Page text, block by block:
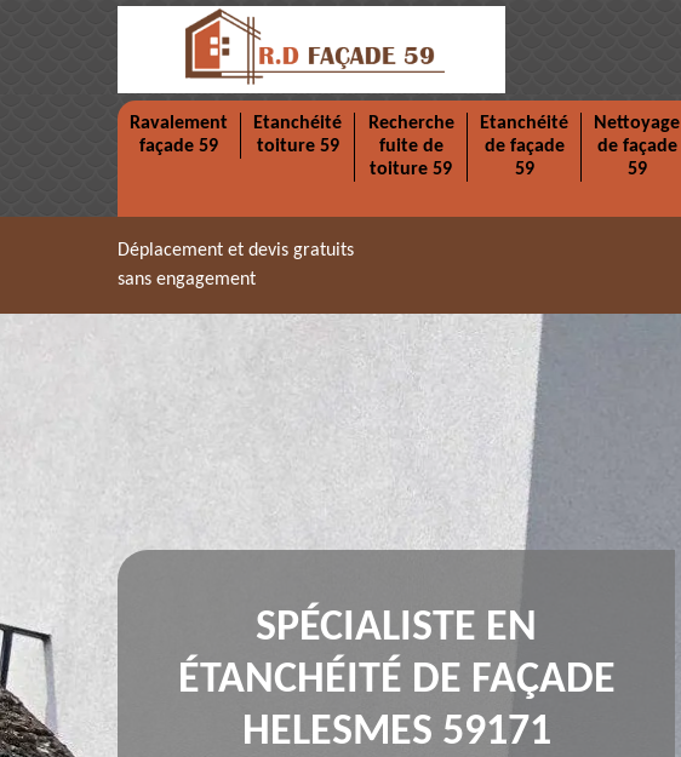
Ravalement
façade 59
Etanchéité
toiture 59
Recherche
fuite de
toiture 59
Etanchéité
de façade
59
Nettoyage
de façade
59
Déplacement et devis gratuits
sans engagement
SPÉCIALISTE EN
ÉTANCHÉITÉ DE FAÇADE
HELESMES 59171